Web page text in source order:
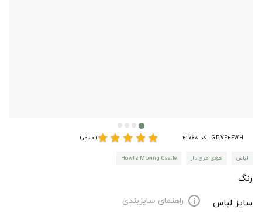
GP-VF4EWH - کد 41768 star
star
star
star
star(0 نظر)
لباس هودی طرح دار Howl's Moving Castle
رنگ
سایز لباس
info راهنمای سایزبندی